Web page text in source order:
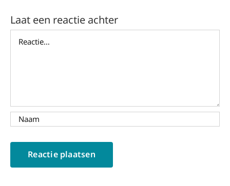
Laat een reactie achter